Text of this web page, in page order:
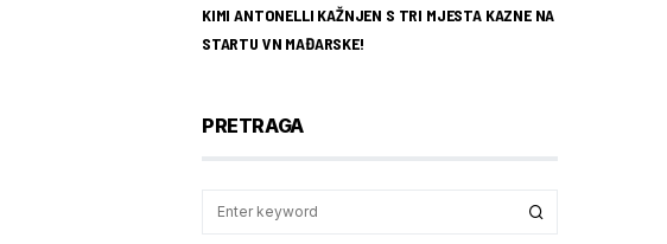
KIMI ANTONELLI KAŽNJEN S TRI MJESTA KAZNE NA
STARTU VN MAĐARSKE!
PRETRAGA